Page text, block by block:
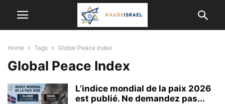
Home Tags Global Peace Index
Global Peace Index
L’indice mondial de la paix 2026
est publié. Ne demandez pas...